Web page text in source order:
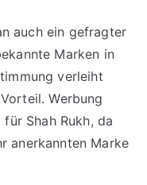
auch ein gefragter
Marken in
verleiht
Werbung
Shah Rukh, da
anerkannten Marke